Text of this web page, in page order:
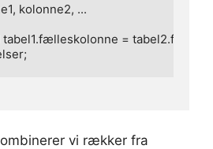
kolonne2, ...
tabel1.fælleskolonne =
vi rækker fra